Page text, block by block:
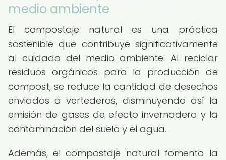
medio ambiente
El compostaje natural es una práctica
sostenible que contribuye significativamente
al cuidado del medio ambiente. Al reciclar
residuos orgánicos para la producción de
compost, se reduce la cantidad de desechos
enviados a vertederos, disminuyendo así la
emisión de gases de efecto invernadero y la
contaminación del suelo y el agua.
Además, el compostaje natural fomenta la